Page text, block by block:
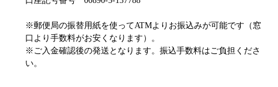
※郵便局の振替用紙を使ってATMよりお振込みが可能です（窓
口より手数料がお安くなります）。
※ご入金確認後の発送となります。振込手数料はご負担くださ
い。